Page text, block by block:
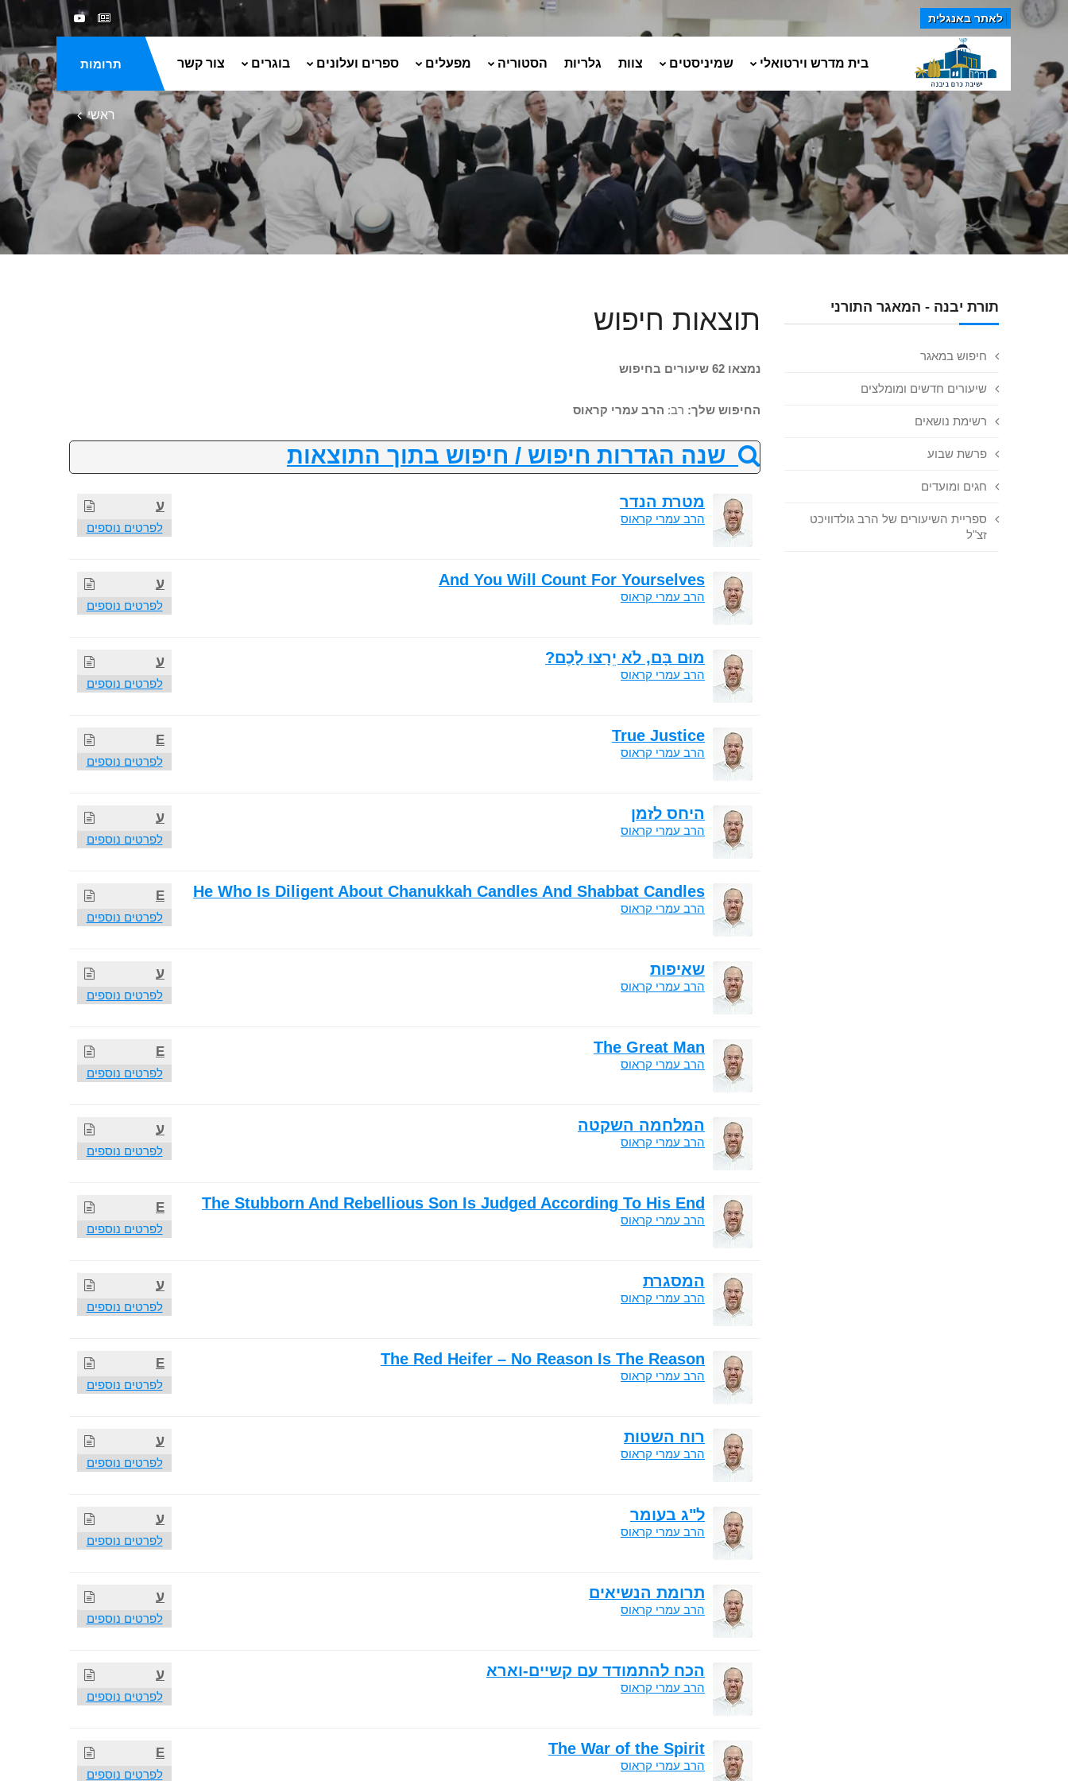
לאתר באנגלית
תרומות בית מדרש וירטואלי שמיניסטים צוות גלריות הסטוריה מפעלים ספרים ועלונים בוגרים צור קשר
ראשי
תורת יבנה - המאגר התורני
חיפוש במאגר
שיעורים חדשים ומומלצים
רשימת נושאים
פרשת שבוע
חגים ומועדים
ספריית השיעורים של הרב גולדוויכט
זצ"ל
תוצאות חיפוש
נמצאו 62 שיעורים בחיפוש
החיפוש שלך: רב: הרב עמרי קראוס
שנה הגדרות חיפוש / חיפוש בתוך התוצאות
ע
לפרטים נוספים
מטרת הנדר
הרב עמרי קראוס
ע
לפרטים נוספים
And You Will Count For Yourselves
הרב עמרי קראוס
ע
לפרטים נוספים
מוּם בָּם, לֹא יֵרָצוּ לָכֶם?
הרב עמרי קראוס
E
לפרטים נוספים
True Justice
הרב עמרי קראוס
ע
לפרטים נוספים
היחס לזמן
הרב עמרי קראוס
E
לפרטים נוספים
He Who Is Diligent About Chanukkah Candles And Shabbat Candles
הרב עמרי קראוס
ע
לפרטים נוספים
שאיפות
הרב עמרי קראוס
E
לפרטים נוספים
The Great Man
הרב עמרי קראוס
ע
לפרטים נוספים
המלחמה השקטה
הרב עמרי קראוס
E
לפרטים נוספים
The Stubborn And Rebellious Son Is Judged According To His End
הרב עמרי קראוס
ע
לפרטים נוספים
המסגרת
הרב עמרי קראוס
E
לפרטים נוספים
The Red Heifer – No Reason Is The Reason
הרב עמרי קראוס
ע
לפרטים נוספים
רוח השטות
הרב עמרי קראוס
ע
לפרטים נוספים
ל"ג בעומר
הרב עמרי קראוס
ע
לפרטים נוספים
תרומת הנשיאים
הרב עמרי קראוס
ע
לפרטים נוספים
הכח להתמודד עם קשיים-וארא
הרב עמרי קראוס
E
לפרטים נוספים
The War of the Spirit
הרב עמרי קראוס